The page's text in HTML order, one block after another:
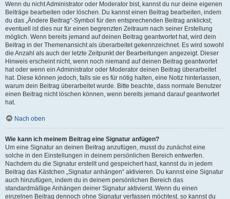
Wenn du nicht Administrator oder Moderator bist, kannst du nur deine eigenen
Beiträge bearbeiten oder löschen. Du kannst einen Beitrag bearbeiten, indem
du das „Ändere Beitrag“-Symbol für den entsprechenden Beitrag anklickst;
eventuell ist dies nur für einen begrenzten Zeitraum nach seiner Erstellung
möglich. Wenn bereits jemand auf deinen Beitrag geantwortet hat, wird dein
Beitrag in der Themenansicht als überarbeitet gekennzeichnet. Es wird sowohl
die Anzahl als auch der letzte Zeitpunkt der Bearbeitungen angezeigt. Dieser
Hinweis erscheint nicht, wenn noch niemand auf deinen Beitrag geantwortet
hat oder wenn ein Administrator oder Moderator deinen Beitrag überarbeitet
hat. Diese können jedoch, falls sie es für nötig halten, eine Notiz hinterlassen,
warum dein Beitrag überarbeitet wurde. Bitte beachte, dass normale Benutzer
einen Beitrag nicht löschen können, wenn bereits jemand darauf geantwortet
hat.
Nach oben
Wie kann ich meinem Beitrag eine Signatur anfügen?
Um eine Signatur an deinen Beitrag anzufügen, musst du zunächst eine
solche in den Einstellungen in deinem persönlichen Bereich entwerfen.
Nachdem du die Signatur erstellt und gespeichert hast, kannst du in jedem
Beitrag das Kästchen „Signatur anhängen“ aktivieren. Du kannst eine Signatur
auch hinzufügen, indem du in deinem persönlichen Bereich das
standardmäßige Anhängen deiner Signatur aktivierst. Wenn du einen
einzelnen Beitrag dennoch ohne Signatur verfassen möchtest, so kannst du